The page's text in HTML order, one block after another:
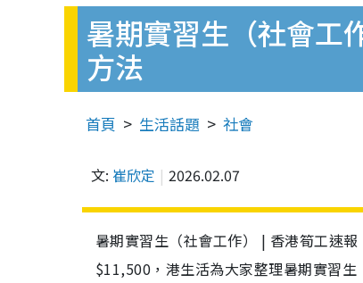
暑期實習生（社會工
方法
首頁 生活話題 社會
文: 崔欣定 2026.02.07
暑期實習生（社會工作） | 香港筍工速
$11,500，港生活為大家整理暑期實習